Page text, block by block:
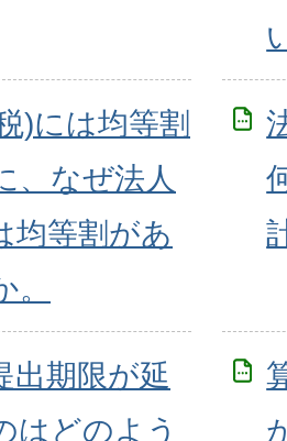
)には均等割
、なぜ法人
均等割があ
出期限が延
はどのよう